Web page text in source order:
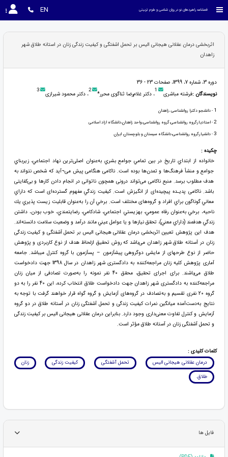
فصلنامه راهبردهای نو در روان شناسی و علوم تربیتی EN
اثربخشی درمان عقلانی هیجانی الیس بر تحمل اشفتگی و کیفیت زندگی زنان در استانه طلاق شهر
زاهدان
دوره 3، شماره 7، 1399، صفحات 23 - 36
نویسندگان :فرشته مباشری 1، دکتر غلام‌رضا ثناگوی محرر* 2، دکتر محمود شیرازی 3
1 - دانشجو دکترا روانشناسی ،زاهدان
2- استادیارگروه روانشناسی،گروه روانشناسی،واحد زاهدان،دانشگاه ازاد اسلامی
3- دانشیارگروه روانشناسی،دانشگاه سیستان و بلوچستان، ایران.
چکیده :
خانواده از ابتداي تاريخ در بين تمامي جوامع بشري به‌عنوان اصلی‌ترین نهاد اجتماعي، زيربناي
جوامع و منشأ فرهنگ‌ها و تمدن‌ها بوده است. ناکامی هنگامی پیش می¬آید که شخص نتواند به
هدف مطلوب برسد. منبع ناکامی می‌تواند درونی همچون ناتوانی در انجام دادن کارها و بی‌کفایتی
باشد. ناکامی پدیـده پیچیده‌ای از انگیزش است. كيفيت زندگي مفهوم گسترده‌ای است كه داراي
معاني گوناگون براي افراد و گروه‌های مختلف است. برخي آن را به‌عنوان قابليت زيست پذيري يك
ناحيه، برخي به‌عنوان رفاه عمومي، بهزيستي اجتماعي، شادكامي، رضايتمندي، خوب بودن، داشتن
زندگي هدفمند (داراي معني)، تحقق نيازها و يا عوامل عيني مانند درآمد و وضعيت سلامت دانسته‌اند.
هدف این پژوهش تعیین اثربخشی درمان عقلانی هیجانی الیس بر تحمل آشفتگی و کیفیت زندگی
زنان در آستانه طلاق شهر زاهدان می‌باشد که روش تحقيق ازلحاظ هدف از نوع کاربردی و پژوهش
حاضر از نوع طرحهای از مایشی دوگروهی پیشآزمون – پسآزمون با گروه کنترل میباشد. جامعه
آماری پژوهش کلیه زنان مراجعه‌کننده به دادگستری شهر زاهدان در سال 1398 جهت دادخواست
طلاق می‌باشند. برای اجرای تحقیق، محقق 40 نفر نمونه را به‌صورت تصادفی از میان زنان
مراجعه‌کننده به دادگستری شهر زاهدان جهت دادخواست طلاق انتخاب کرده، این 40 نفر را به دو
گروه 20 نفری تقسیم و به‌تصادف در گروه‌های آزمایش و گروه گواه قرار خواهند گرفت با توجه به
نتايج به‌دست‌آمده ميانگين نمرات کیفیت زندگی و تحمل آشفتگی زنان در آستانه طلاق در دو گروه
آزمايش و كنترل تفاوت معنی‌داری وجود دارد. بنابراين درمان عقلانی هیجانی الیس بر کیفیت زندگی
و تحمل آشفتگی زنان در آستانه طلاق مؤثر است.
کلمات کلیدی :
درمان عقلانی هیجانی الیس
تحمل آشفتگی کیفیت زندگی
زنان
طلاق.
فایل ها